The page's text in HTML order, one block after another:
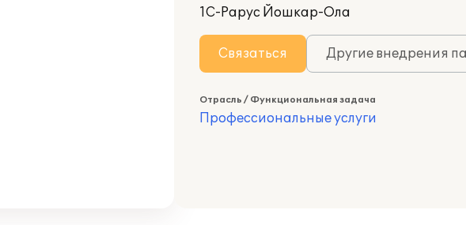
1С-Рарус Йошкар-Ола
Связаться Другие внедрения
Отрасль / Функциональная задача
Профессиональные услуги